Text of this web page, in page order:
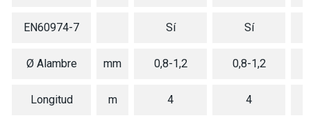
EN60974-7 Sí Sí
Ø Alambre mm 0,8-1,2 0,8-1,2
Longitud m 4 4